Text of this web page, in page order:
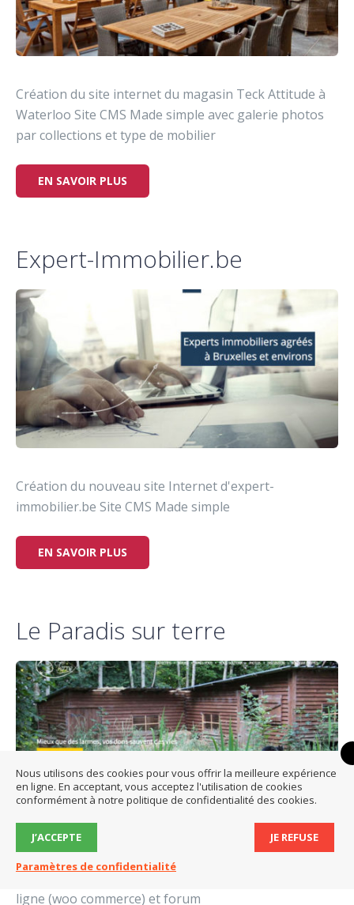
Création du site internet du magasin Teck Attitude à
Waterloo Site CMS Made simple avec galerie photos
par collections et type de mobilier
EN SAVOIR PLUS
Expert-Immobilier.be
Création du nouveau site Internet d'expert-
immobilier.be Site CMS Made simple
EN SAVOIR PLUS
Le Paradis sur terre
Création du site internet du refuge du Paradis sur
ligne (woo commerce) et forum
Nous utilisons des cookies pour vous offrir la meilleure expérience
en ligne. En acceptant, vous acceptez l'utilisation de cookies
conformément à notre politique de confidentialité des cookies.
J’ACCEPTE JE REFUSE
Paramètres de confidentialité